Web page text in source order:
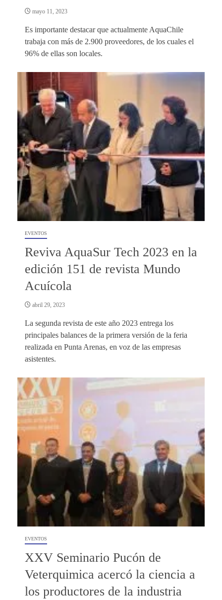
mayo 11, 2023
Es importante destacar que actualmente AquaChile
trabaja con más de 2.900 proveedores, de los cuales el
96% de ellas son locales.
EVENTOS
Reviva AquaSur Tech 2023 en la
edición 151 de revista Mundo
Acuícola
abril 29, 2023
La segunda revista de este año 2023 entrega los
principales balances de la primera versión de la feria
realizada en Punta Arenas, en voz de las empresas
asistentes.
EVENTOS
XXV Seminario Pucón de
Veterquimica acercó la ciencia a
los productores de la industria